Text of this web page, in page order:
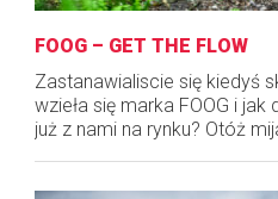
FOOG – GET THE FLOW
Zastanawialiscie się kiedyś
wzieła się marka FOOG i jak
już z nami na rynku? Otóż